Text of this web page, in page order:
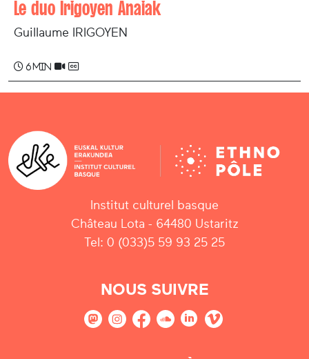
Le duo Irigoyen Anaiak
Guillaume IRIGOYEN
6 min
Institut culturel basque
Château Lota - 64480 Ustaritz
Tel: 0 (033)5 59 93 25 25
NOUS SUIVRE